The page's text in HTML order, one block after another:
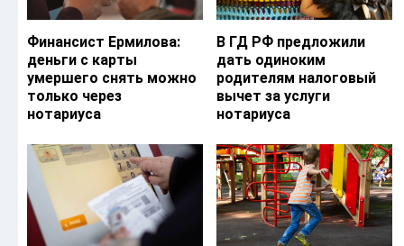
Финансист Ермилова:
деньги с карты
умершего снять можно
только через
нотариуса
В ГД РФ предложили
дать одиноким
родителям налоговый
вычет за услуги
нотариуса